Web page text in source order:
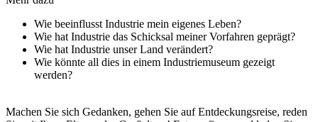
Wie beeinflusst Industrie mein eigenes Leben?
Wie hat Industrie das Schicksal meiner Vorfahren geprägt?
Wie hat Industrie unser Land verändert?
Wie könnte all dies in einem Industriemuseum gezeigt
werden?
Machen Sie sich Gedanken, gehen Sie auf Entdeckungsreise, reden